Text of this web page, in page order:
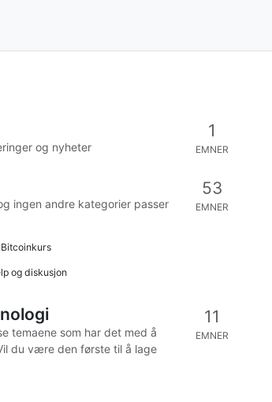
og nyheter
1
EMNER
ingen andre kategorier passer
og diskusjon
53
EMNER
temaene som har det med å
du være den første til å lage
11
EMNER